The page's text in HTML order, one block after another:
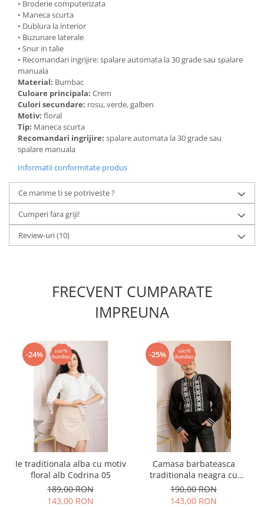
• Broderie computerizata
• Maneca scurta
• Dublura la interior
• Buzunare laterale
• Snur in talie
• Recomandari ingrijire: spalare automata la 30 grade sau spalare
manuala
Material: Bumbac
Culoare principala: Crem
Culori secundare: rosu, verde, galben
Motiv: floral
Tip: Maneca scurta
Recomandari ingrijire: spalare automata la 30 grade sau
spalare manuala
Informatii conformitate produs
Ce marime ti se potriveste ?
Cumperi fara griji!
Review-uri(10)
FRECVENT CUMPARATE
IMPREUNA
-24%
Ie traditionala alba cu motiv
floral alb Codrina 05
189,00 RON
143,00 RON
-25%
Camasa barbateasca
traditionala neagra cu
motiv floral alb Vladimir
190,00 RON
143,00 RON